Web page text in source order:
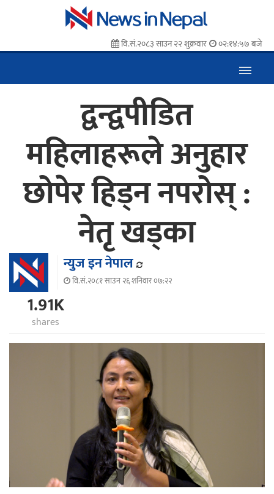
वि.सं.२०८३ साउन २२ शुक्रवार ०२:१४:५८ बजे
द्वन्द्वपीडित
महिलाहरूले अनुहार
छोपेर हिड्न नपरोस् :
नेतृ खड्का
न्युज इन नेपाल
वि.सं.२०८१ साउन २६ शनिवार ०७:२२
1.91K
shares